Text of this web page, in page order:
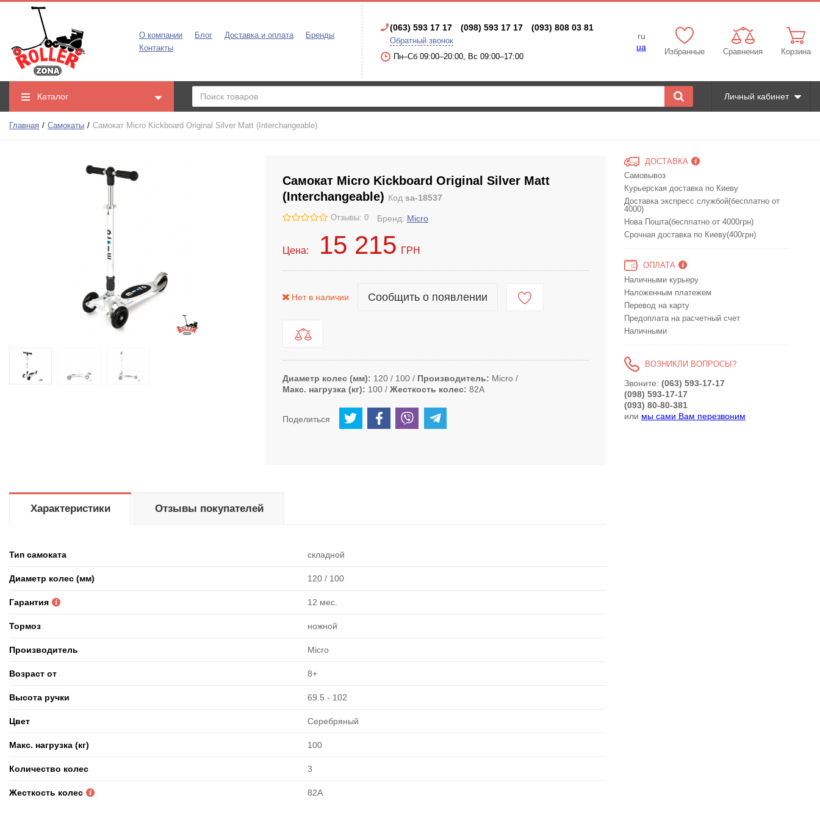
О компании Блог Доставка и оплата
Бренды
Контакты
(063) 593 17 17 (098) 593 17 17 (093) 808 03 81
Обратный звонок
Пн–Сб 09:00–20:00, Вс 09:00–17:00
ru
ua
Избранные Сравнения Корзина
Каталог Личный кабинет
Главная Самокаты Самокат Micro Kickboard Original Silver Matt (Interchangeable)
Самокат Micro Kickboard Original Silver Matt
(Interchangeable) Код sa-18537
Отзывы: 0 Бренд: Micro
Цена: 15 215 ГРН
Нет в наличии Сообщить о появлении
Диаметр колес (мм) 120 / 100 Производитель
Micro
Макс. нагрузка (кг)
100 Жесткость колес 82А
Поделиться
Характеристики
Тип самоката складной
Диаметр колес (мм) 120 / 100
Гарантия 12 мес.
Тормоз ножной
Производитель Micro
Возраст от 8+
Высота ручки 69.5 - 102
Цвет Серебряный
Макс. нагрузка (кг) 100
Количество колес 3
Жесткость колес 82А
Отзывы покупателей
ДОСТАВКА
Самовывоз
Курьерская доставка по Киеву
Доставка экспресс службой(бесплатно от
4000)
Нова Пошта(бесплатно от 4000грн)
Срочная доставка по Киеву(400грн)
ОПЛАТА
Наличными курьеру
Наложенным платежем
Перевод на карту
Предоплата на расчетный счет
Наличными
ВОЗНИКЛИ ВОПРОСЫ?
Звоните: (063) 593-17-17
(098) 593-17-17
(093) 80-80-381
или мы сами Вам перезвоним